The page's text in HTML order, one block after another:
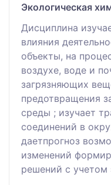
Экологическая
Дисциплина
влияния
объекты, на
воздухе, воде и
загрязняющих
предотвращения
среды ; изучает
соединений в
даетпрогноз
изменений
решений с учетом